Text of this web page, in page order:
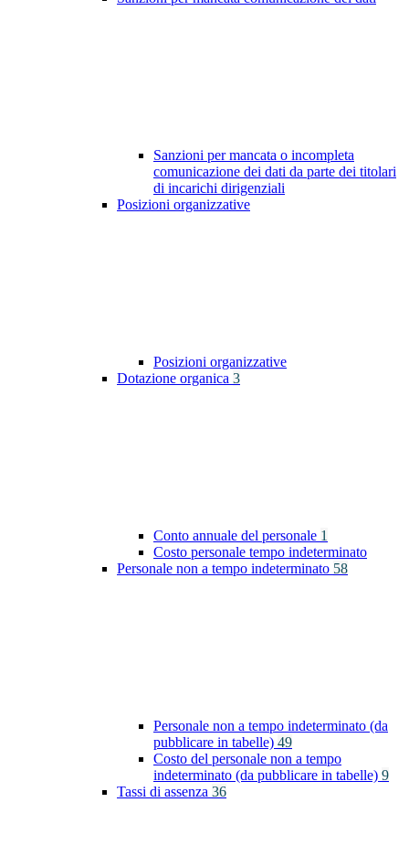
Sanzioni per mancata o incompleta
comunicazione dei dati da parte dei titolari
di incarichi dirigenziali
Posizioni organizzative
Posizioni organizzative
Dotazione organica 3
Conto annuale del personale 1
Costo personale tempo indeterminato
Personale non a tempo indeterminato 58
Personale non a tempo indeterminato (da
pubblicare in tabelle) 49
Costo del personale non a tempo
indeterminato (da pubblicare in tabelle) 9
Tassi di assenza 36